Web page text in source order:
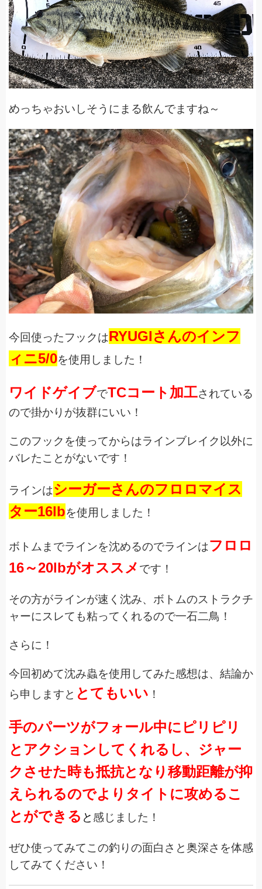
めっちゃおいしそうにまる飲んでますね～
今回使ったフックはRYUGIさんのインフ
ィニ5/0を使用しました！
ワイドゲイブでTCコート加工されている
ので掛かりが抜群にいい！
このフックを使ってからはラインブレイク以外に
バレたことがないです！
ラインはシーガーさんのフロロマイス
ター16lbを使用しました！
ボトムまでラインを沈めるのでラインはフロロ
16～20lbがオススメ です！
その方がラインが速く沈み、ボトムのストラクチ
ャーにスレても粘ってくれるので一石二鳥！
さらに！
今回初めて沈み蟲を使用してみた感想は、結論か
ら申しますと とてもいい ！
手のパーツがフォール中にピリピリ
とアクションしてくれるし、ジャー
クさせた時も抵抗となり移動距離が抑
えられるのでよりタイトに攻めるこ
とができる と 感じました！
ぜひ使ってみてこの釣りの面白さと奥深さを体感
してみてください！